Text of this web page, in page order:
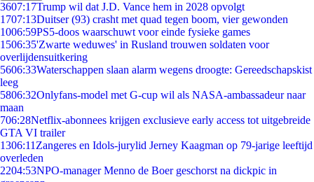
3607:17Trump wil dat J.D. Vance hem in 2028 opvolgt
1707:13Duitser (93) crasht met quad tegen boom, vier gewonden
1006:59PS5-doos waarschuwt voor einde fysieke games
1506:35'Zwarte weduwes' in Rusland trouwen soldaten voor
overlijdensuitkering
5606:33Waterschappen slaan alarm wegens droogte: Gereedschapskist
leeg
5806:32Onlyfans-model met G-cup wil als NASA-ambassadeur naar
maan
706:28Netflix-abonnees krijgen exclusieve early access tot uitgebreide
GTA VI trailer
1306:11 Zangeres en Idols-jurylid Jerney Kaagman op 79-jarige leeftijd
overleden
2204:53NPO-manager Menno de Boer geschorst na dickpic in